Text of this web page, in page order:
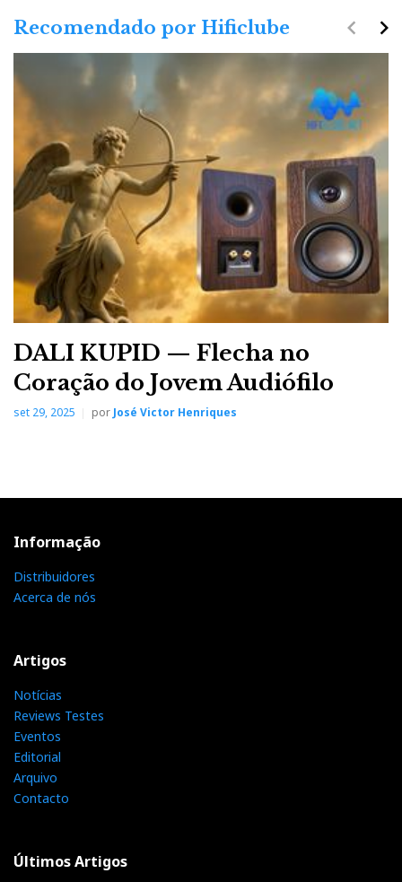
Recomendado por Hificlube
DALI KUPID — Flecha no
Coração do Jovem Audiófilo
set 29, 2025 porJosé Victor Henriques
navigate_next
navigate_before
Informação
Distribuidores
Acerca de nós
Artigos
Notícias
Reviews Testes
Eventos
Editorial
Arquivo
Contacto
Últimos Artigos